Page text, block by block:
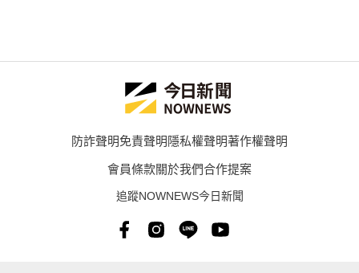
防詐聲明免責聲明隱私權聲明著作權聲明
會員條款關於我們合作提案
追蹤NOWNEWS今日新聞